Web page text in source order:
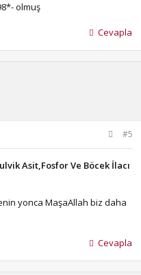
olmuş
Cevapla
#5
Asit,Fosfor Ve Böcek İlacı
yonca MaşaAllah biz daha
Cevapla